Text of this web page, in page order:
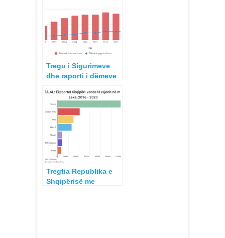
Tregu i Sigurimeve
dhe raporti i dëmeve
primeve 2015
Tregtia Republika e
Shqipërisë me